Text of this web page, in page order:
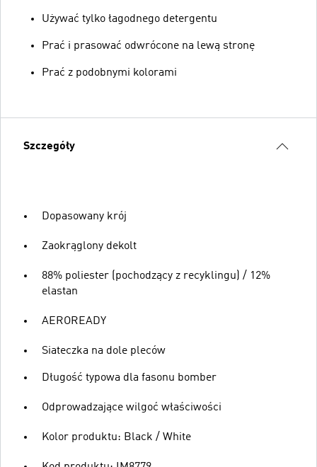
Używać tylko łagodnego detergentu
Prać i prasować odwrócone na lewą stronę
Prać z podobnymi kolorami
Szczegóły
Dopasowany krój
Zaokrąglony dekolt
88% poliester (pochodzący z recyklingu) / 12%
elastan
AEROREADY
Siateczka na dole pleców
Długość typowa dla fasonu bomber
Odprowadzające wilgoć właściwości
Kolor produktu: Black / White